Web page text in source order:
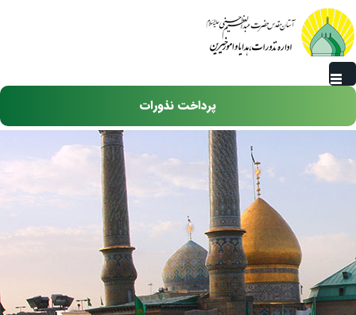
رفتن به محتوای اصلی
پرداخت نذورات